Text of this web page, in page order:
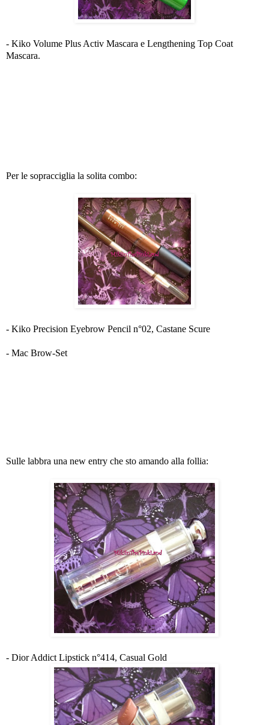
- Kiko Volume Plus Activ Mascara e Lengthening Top Coat
Mascara.
Per le sopracciglia la solita combo:
- Kiko Precision Eyebrow Pencil n°02, Castane Scure
- Mac Brow-Set
Sulle labbra una new entry che sto amando alla follia:
- Dior Addict Lipstick n°414, Casual Gold